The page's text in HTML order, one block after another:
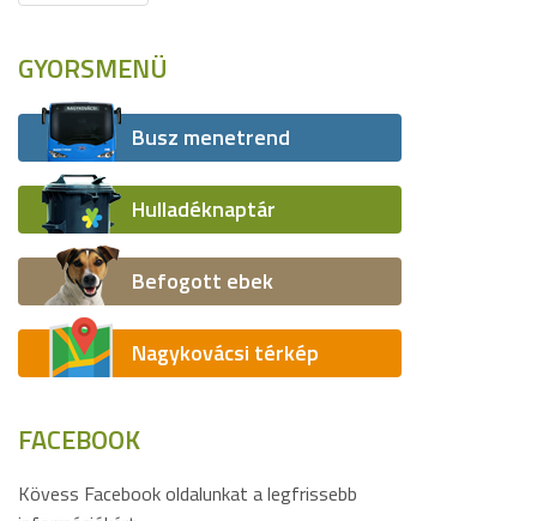
GYORSMENÜ
Busz menetrend
Hulladéknaptár
Befogott ebek
Nagykovácsi térkép
FACEBOOK
Kövess Facebook oldalunkat a legfrissebb